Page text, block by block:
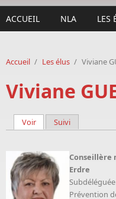
ACCUEIL NLA LES
Accueil / Les élus / Viviane
Viviane
Voir(onglet actif)
Suivi
Conseillère
Erdre
Prévention